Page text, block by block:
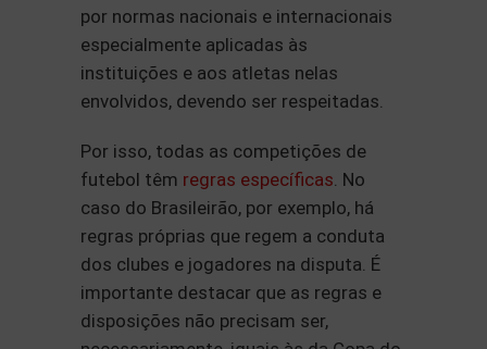
por normas nacionais e internacionais
especialmente aplicadas às
instituições e aos atletas nelas
envolvidos, devendo ser respeitadas.
Por isso, todas as competições de
futebol têm regras específicas. No
caso do Brasileirão, por exemplo, há
regras próprias que regem a conduta
dos clubes e jogadores na disputa. É
importante destacar que as regras e
disposições não precisam ser,